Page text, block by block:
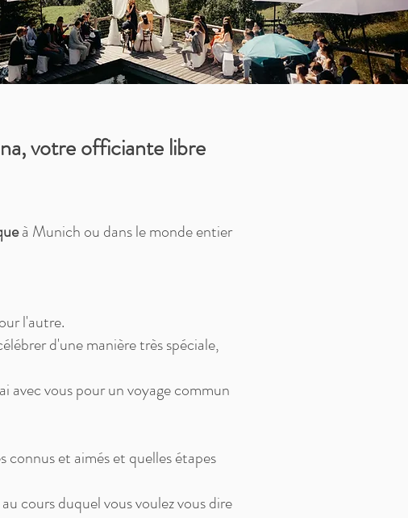
votre officiante libre
à Munich ou dans le monde entier
l'autre.
d'une manière très spéciale,
avec vous pour un voyage commun
et aimés et quelles étapes
au cours duquel vous voulez vous dire